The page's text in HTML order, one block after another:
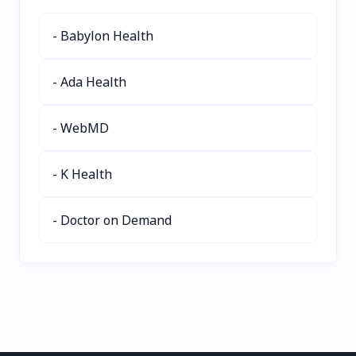
oferecer interações
leads, agende
enquanto se integra
mais. Experimente o
engajamento com os
- Babylon Health
- Ada Health
- WebMD
- K Health
- Doctor on Demand